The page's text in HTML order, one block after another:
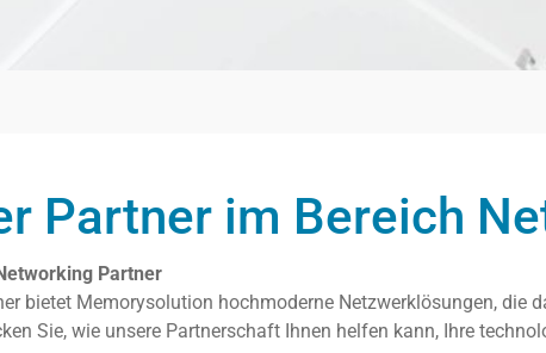
Partner im Bereich
Partner
bietet Memorysolution hochmoderne Netzwerklösungen,
Sie, wie unsere Partnerschaft Ihnen helfen kann, Ihre